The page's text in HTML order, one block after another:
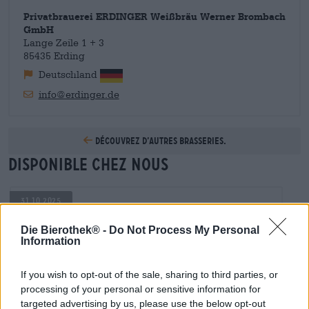
Die Bierothek® - Do Not Process My Personal
Information
If you wish to opt-out of the sale, sharing to third parties, or
processing of your personal or sensitive information for
targeted advertising by us, please use the below opt-out
Privatbrauerei ERDINGER Weißbräu Werner Brombach
GmbH
Lange Zeile 1 + 3
85435 Erding
Deutschland
info@erdinger.de
Découvrez d’autres brasseries.
Disponible chez nous
31.10.2025